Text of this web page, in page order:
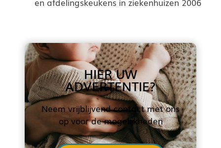
HIER UW
ADVERTENTIE?
Neem vrijblijvend contact met ons
op voor de mogelijkheden